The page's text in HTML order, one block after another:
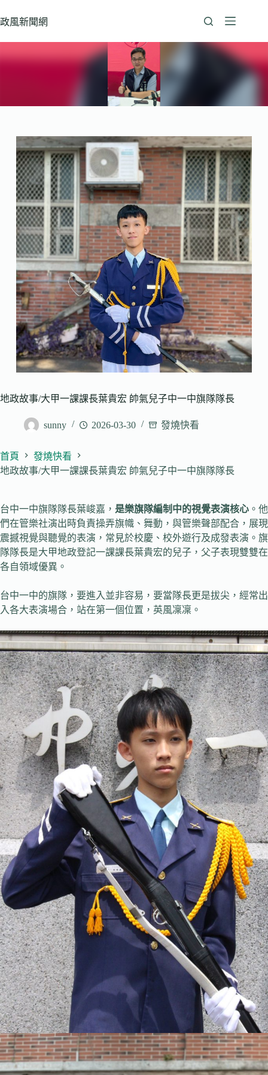
至
政風新聞網
地政故事/大甲一課課長葉貴宏 帥氣兒子中一中旗隊隊長
sunny 2026-03-30 發燒快看
首頁
發燒快看
地政故事/大甲一課課長葉貴宏 帥氣兒子中一中旗隊隊長
台中一中旗隊隊長葉峻嘉， 是樂旗隊編制中的視覺表演核心 。他
們在管樂社演出時負責操弄旗幟、舞動，與管樂聲部配合，展現
震撼視覺與聽覺的表演，常見於校慶、校外遊行及成發表演。旗
隊隊長是大甲地政登記一課課長葉貴宏的兒子，父子表現雙雙在
各自領域優異。
台中一中的旗隊，要進入並非容易，要當隊長更是拔尖，經常出
入各大表演場合，站在第一個位置，英風凜凜。